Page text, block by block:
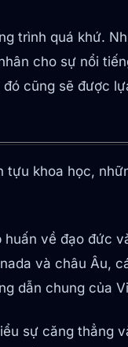
trình quá khứ.
cho sự nổi
cũng sẽ được
khoa học,
về đạo đức
và châu Âu,
dẫn chung của
sự căng thẳng